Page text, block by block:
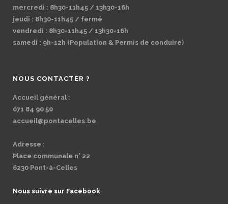
mercredi : 8h30-11h45 / 13h30-16h
jeudi : 8h30-11h45 / fermé
vendredi : 8h30-11h45 / 13h30-16h
samedi : 9h-12h (Population & Permis de conduire)
NOUS CONTACTER ?
Accueil général :
071 84 90 50
accueil@pontacelles.be
Adresse :
Place communale n° 22
6230 Pont-à-Celles
Nous suivre sur Facebook